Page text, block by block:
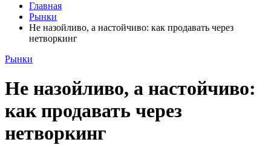
Главная
Рынки
Не назойливо, а настойчиво: как продавать через
нетворкинг
Рынки
Не назойливо, а настойчиво:
как продавать через
нетворкинг